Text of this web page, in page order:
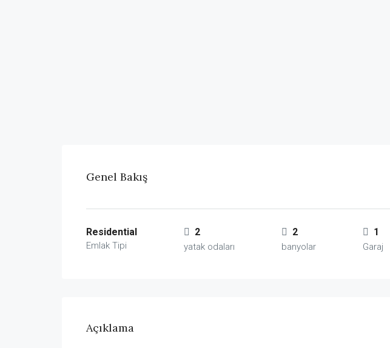
Genel Bakış
Residential
Emlak Tipi
2
yatak odaları
2
banyolar
1
Garaj
Açıklama